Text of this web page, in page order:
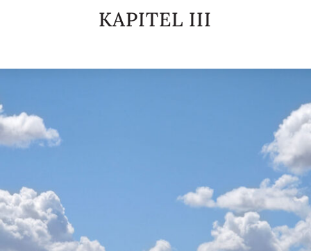
KAPITEL III